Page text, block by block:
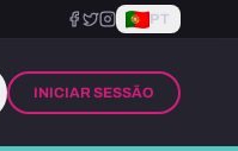
PT
INICIAR SESSÃO